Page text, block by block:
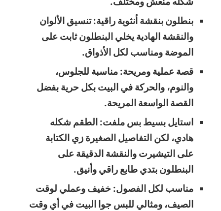
بنطلون بنقشة أنثوية راقية: تنسيق الألوان
والنقشة الهادية يخلي البنطلون ثابت على
الموضة ومناسب لكل الأذواق.
قصة عملية ومريحة: مناسبة للجلوس،
والنوم، والحركة في البيت بكل حرية بفضل
القصة الواسعة المريحة.
استايل بسيط بس ملفت: الطقم شكله
هادي، لكن التفاصيل الصغيرة زي الكتابة
على التيشيرت والنقشة الدقيقة على
البنطلون بتدي طابع راقي وأنيق.
مناسب لكل الفصول: خفيف وعملي لوقت
الصيف، ومثالي للبس جوا البيت في أي وقت